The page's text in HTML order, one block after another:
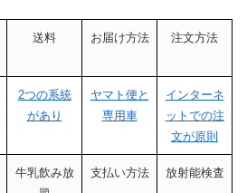
送料 お届け方法 注文方法
2つの系統
があり
ヤマト便と
専用車
インターネ
ットでの注
文が原則
牛乳飲み放
支払い方法 放射能検査